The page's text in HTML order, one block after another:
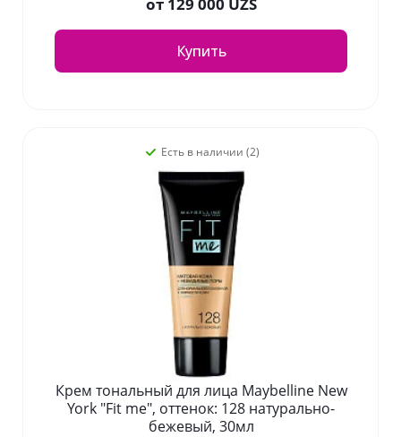
от 129 000 UZS
Купить
Есть в наличии (2)
Крем тональный для лица Maybelline New
York "Fit me", оттенок: 128 натурально-
бежевый, 30мл